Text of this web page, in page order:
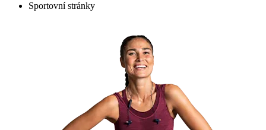
Sportovní stránky